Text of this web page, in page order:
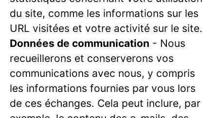
du site, comme les informations sur les
URL visitées et votre activité sur le site.
Données de communication - Nous
recueillerons et conserverons vos
communications avec nous, y compris
les informations fournies par vous lors
de ces échanges. Cela peut inclure, par